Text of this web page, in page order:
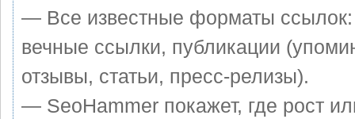
— Все известные форматы
вечные ссылки, публикации
отзывы, статьи, пресс-релизы).
— SeoHammer покажет, где рост